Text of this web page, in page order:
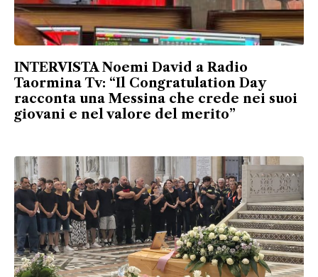
INTERVISTA Noemi David a Radio
Taormina Tv: “Il Congratulation Day
racconta una Messina che crede nei suoi
giovani e nel valore del merito”